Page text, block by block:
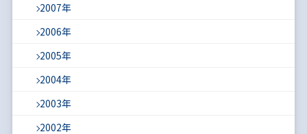
2007年
2006年
2005年
2004年
2003年
2002年